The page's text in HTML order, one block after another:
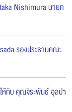
Nishimura นายก
รองประธานคณะ
ห้กับ คุณจิระพันธ์ อุลปา